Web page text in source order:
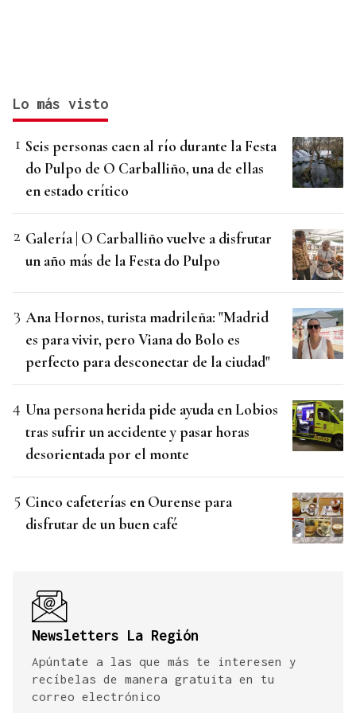
Lo más visto
Seis personas caen al río durante la Festa
do Pulpo de O Carballiño, una de ellas
en estado crítico
Galería | O Carballiño vuelve a disfrutar
un año más de la Festa do Pulpo
Ana Hornos, turista madrileña: "Madrid
es para vivir, pero Viana do Bolo es
perfecto para desconectar de la ciudad"
Una persona herida pide ayuda en Lobios
tras sufrir un accidente y pasar horas
desorientada por el monte
Cinco cafeterías en Ourense para
disfrutar de un buen café
Newsletters La Región
Apúntate a las que más te interesen y
recíbelas de manera gratuita en tu
correo electrónico